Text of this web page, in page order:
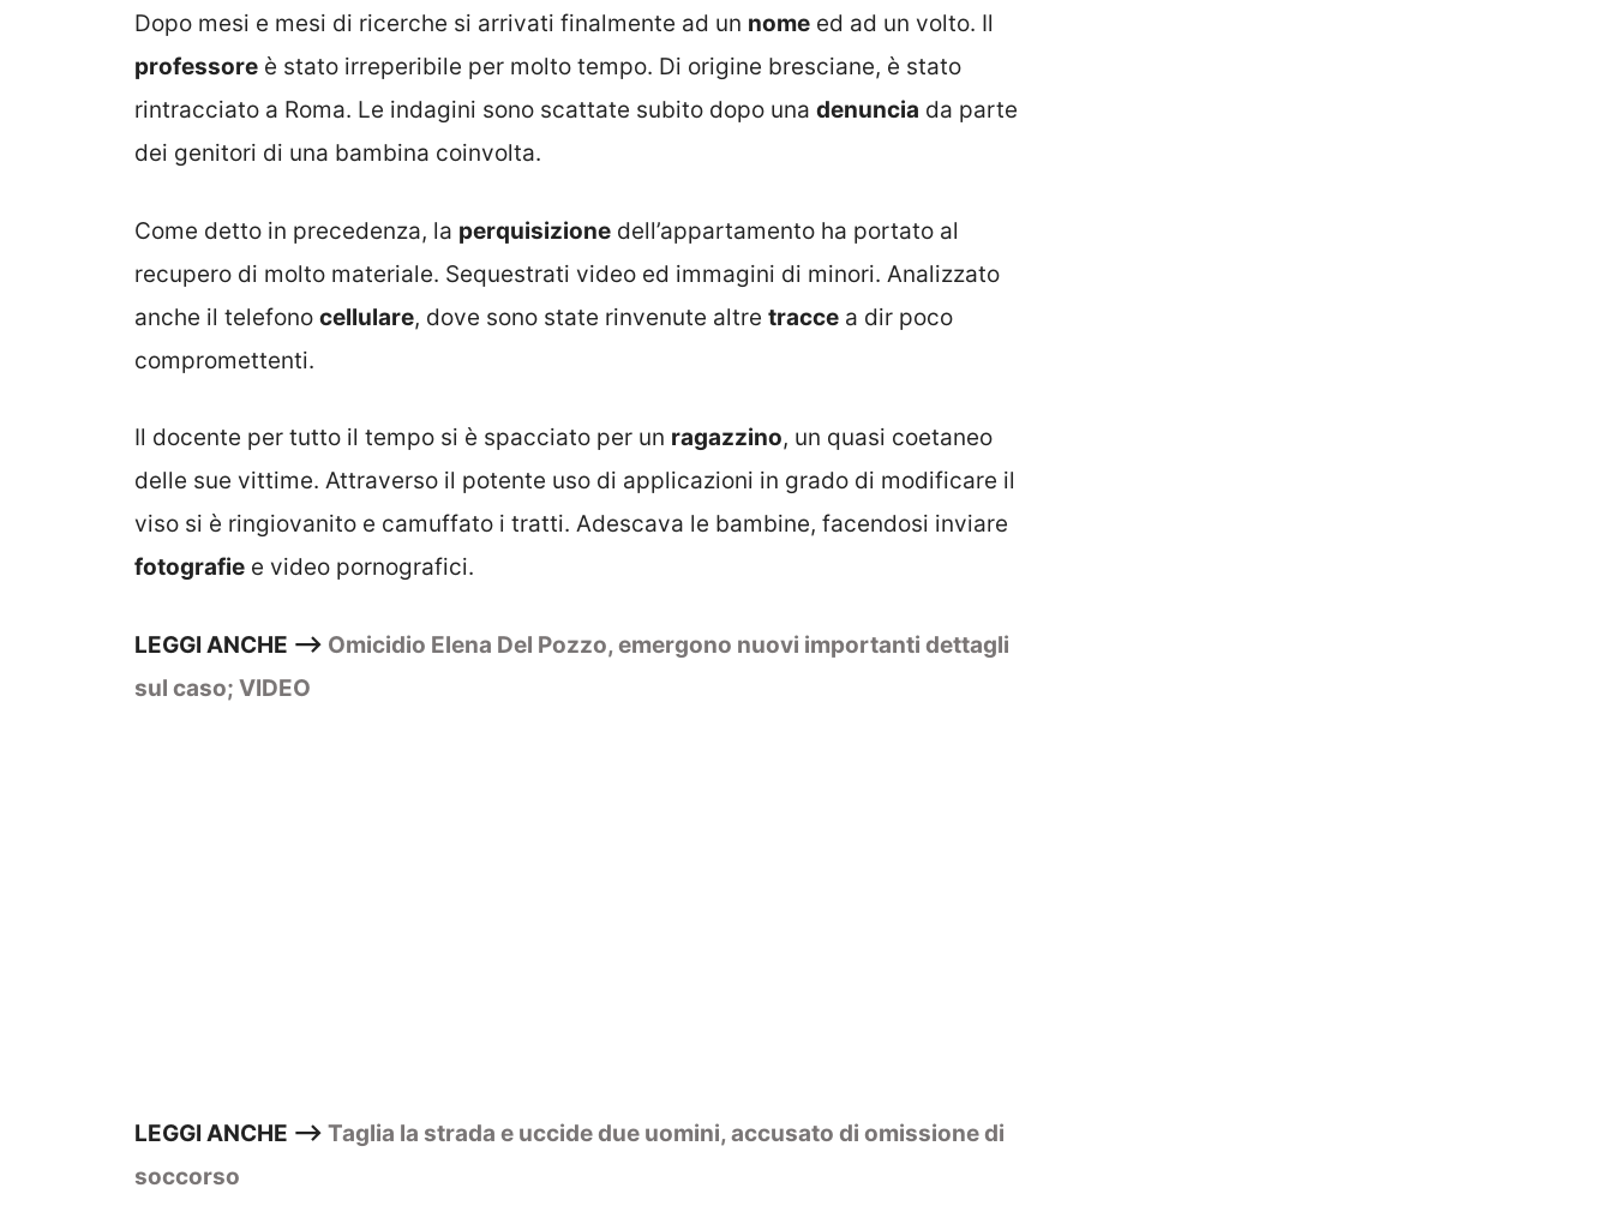
Dopo mesi e mesi di ricerche si arrivati finalmente ad un nome ed ad un volto. Il
professore è stato irreperibile per molto tempo. Di origine bresciane, è stato
rintracciato a Roma. Le indagini sono scattate subito dopo una denuncia da parte
dei genitori di una bambina coinvolta.
Come detto in precedenza, la perquisizione dell’appartamento ha portato al
recupero di molto materiale. Sequestrati video ed immagini di minori. Analizzato
anche il telefono cellulare, dove sono state rinvenute altre tracce a dir poco
compromettenti.
Il docente per tutto il tempo si è spacciato per un ragazzino, un quasi coetaneo
delle sue vittime. Attraverso il potente uso di applicazioni in grado di modificare il
viso si è ringiovanito e camuffato i tratti. Adescava le bambine, facendosi inviare
fotografie e video pornografici.
LEGGI ANCHE –> Omicidio Elena Del Pozzo, emergono nuovi importanti dettagli
sul caso; VIDEO
LEGGI ANCHE –> Taglia la strada e uccide due uomini, accusato di omissione di
soccorso